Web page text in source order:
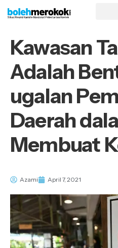
Kawasan
Adalah
ugalan
Daerah
Membuat
Azami April 7, 2021